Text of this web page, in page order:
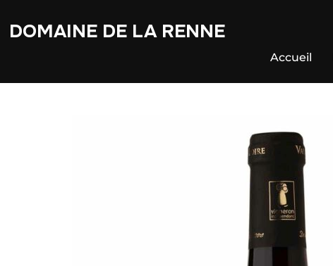
DOMAINE DE LA RENNE
Accueil